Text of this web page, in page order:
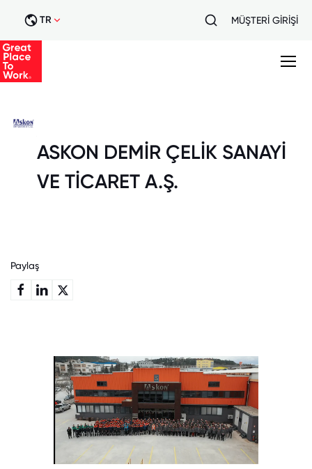
TR MÜŞTERİ GİRİŞİ
ASKON DEMİR ÇELİK SANAYİ
VE TİCARET A.Ş.
Paylaş